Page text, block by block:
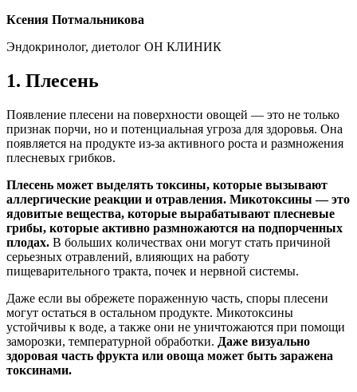
Ксения Потмальникова
Эндокринолог, диетолог ОН КЛИНИК
1. Плесень
Появление плесени на поверхности овощей — это не только
признак порчи, но и потенциальная угроза для здоровья. Она
появляется на продукте из-за активного роста и размножения
плесневых грибков.
Плесень может выделять токсины, которые вызывают
аллергические реакции и отравления. Микотоксины — это
ядовитые вещества, которые вырабатывают плесневые
грибы, которые активно размножаются на подпорченных
плодах. В больших количествах они могут стать причиной
серьезных отравлений, влияющих на работу
пищеварительного тракта, почек и нервной системы.
Даже если вы обрежете пораженную часть, споры плесени
могут остаться в остальном продукте. Микотоксины
устойчивы к воде, а также они не уничтожаются при помощи
заморозки, температурной обработки. Даже визуально
здоровая часть фрукта или овоща может быть заражена
токсинами.